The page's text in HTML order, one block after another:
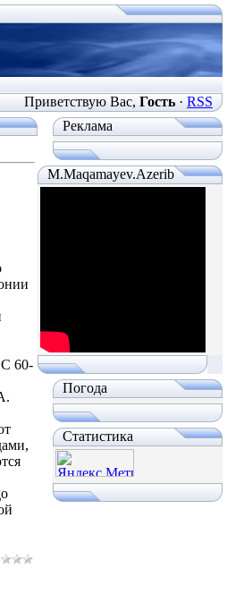
Приветствую Вас, Гость· RSS
60-
Реклама
M.Maqamayev.Azerib
Погода
Статистика